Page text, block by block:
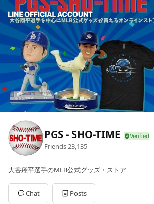
PGS - SHO-TIME
Friends23,135
大谷翔平選手のMLB公式グッズ・ストア
Chat Posts